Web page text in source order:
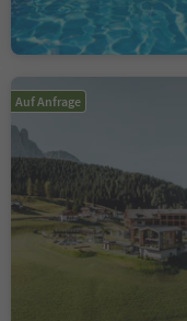
Auf Anfrage